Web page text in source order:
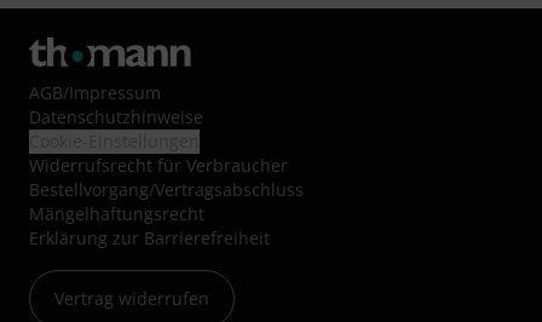
AGB/Impressum
Datenschutzhinweise
Widerrufsrecht für Verbraucher
Bestellvorgang/Vertragsabschluss
Mängelhaftungsrecht
Erklärung zur Barrierefreiheit
Vertrag widerrufen